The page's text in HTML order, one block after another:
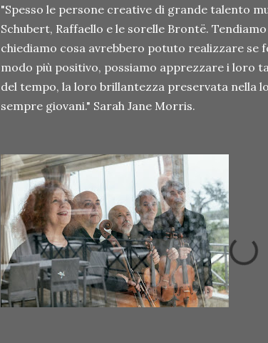
"Spesso le persone creative di grande talento
Schubert, Raffaello e le sorelle Brontë.
chiediamo cosa avrebbero potuto realizzare se
modo più positivo, possiamo apprezzare i loro
del tempo, la loro brillantezza preservata nella
sempre giovani." Sarah Jane Morris.